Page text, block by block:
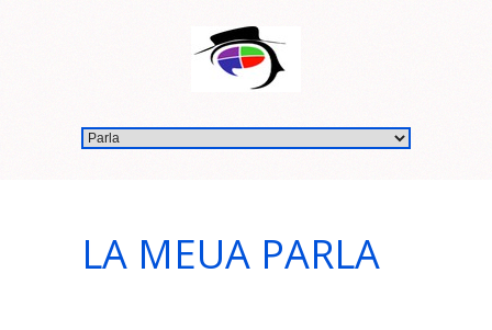
LA MEUA PARLA